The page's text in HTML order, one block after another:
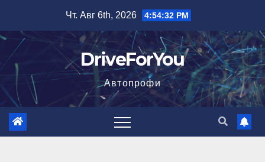
содержимому
Чт. Авг 6th, 2026 4:54:33 PM
DriveForYou
Автопрофи